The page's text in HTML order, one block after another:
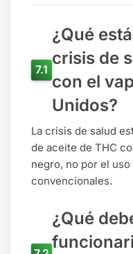
¿Qué
crisis de
con el
Unidos?
La crisis de salud
de aceite de THC
negro, no por el
convencionales.
¿Qué